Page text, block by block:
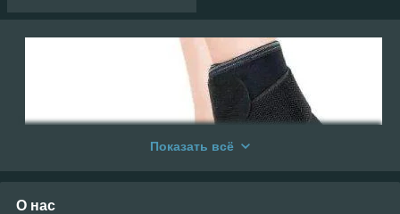
Показать всё
О нас